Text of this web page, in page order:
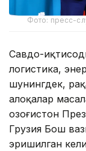
Фото: пресс-
Савдо-
логистика,
шунингдек,
алоқалар
Қозоғистон
Грузия Бош
эришилган